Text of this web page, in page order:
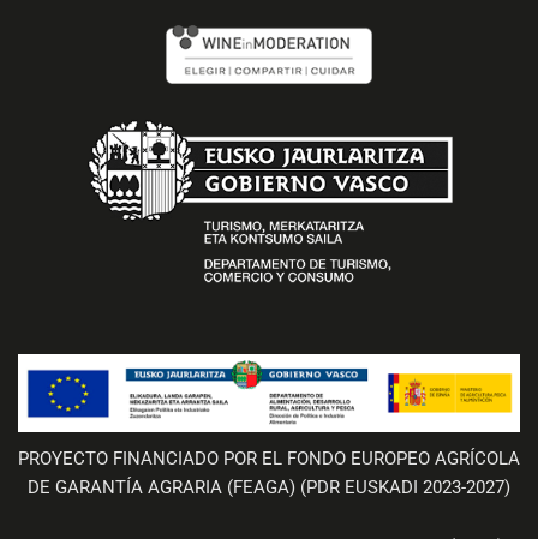
PROYECTO FINANCIADO POR EL FONDO EUROPEO AGRÍCOLA
DE GARANTÍA AGRARIA (FEAGA) (PDR EUSKADI 2023-2027)